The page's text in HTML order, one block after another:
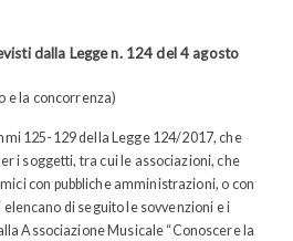
dalla Legge n. 124 del 4 agosto
e la concorrenza)
125-129 della Legge 124/2017, che
i soggetti, tra cui le associazioni, che
con pubbliche amministrazioni, o con
di seguito le sovvenzioni e i
Associazione Musicale “Conoscere la